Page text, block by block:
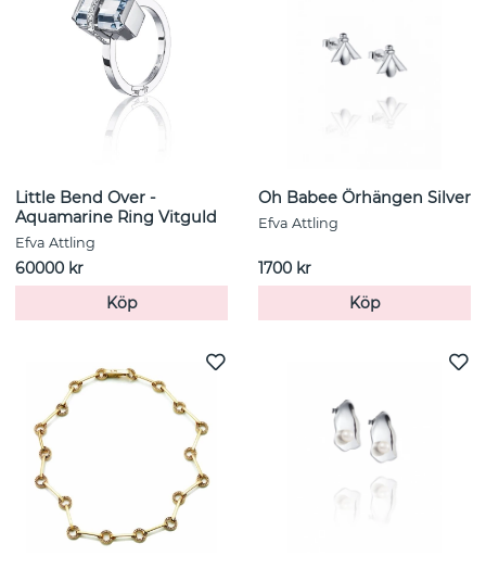
Little Bend Over -
Aquamarine Ring Vitguld
Efva Attling
60000 kr
Köp
Oh Babee Örhängen Silver
Efva Attling
1700 kr
Köp